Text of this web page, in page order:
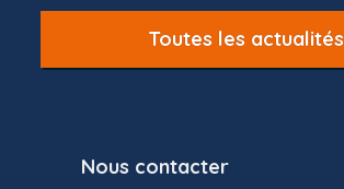
Toutes les actualités
Nous contacter